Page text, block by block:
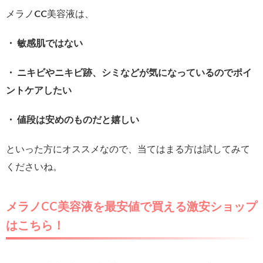
メラノCC美容液は、
・ 敏感肌ではない
・ ニキビやニキビ跡、シミなどが気になっているのでポイ
ントケアしたい
・ 値段は安めのものだと嬉しい
といった方にオススメなので、当てはまる方は試してみて
くださいね。
メラノCC美容液を最安値で買える激安ショップ
はこちら！